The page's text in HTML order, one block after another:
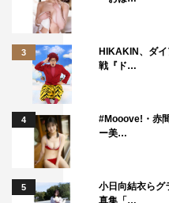
3
HIKAKIN、ダ
戦『ド…
4
#Mooove!・赤
ー美…
5
小日向結衣らグ
真集「…